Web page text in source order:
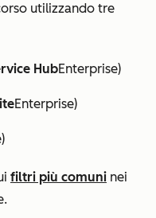
utilizzando tre
HubEnterprise)
Enterprise)
)
filtri più comuni nei